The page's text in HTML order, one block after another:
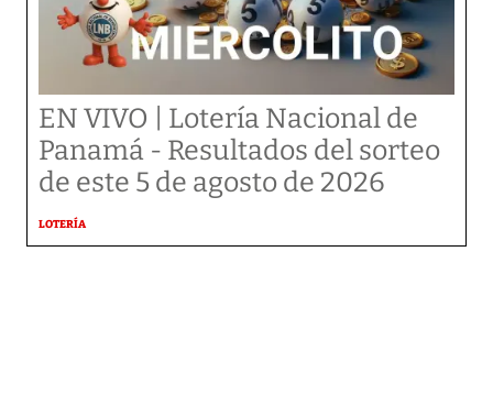
EN VIVO | Lotería Nacional de
Panamá - Resultados del sorteo
de este 5 de agosto de 2026
LOTERÍA